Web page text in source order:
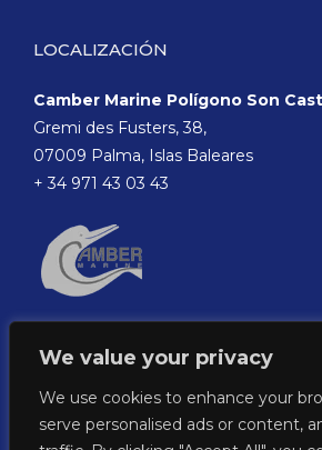
We value your privacy
We use cookies to enhance your
serve personalised ads or content,
LOCALIZACIÓN
Camber Marine Polígono Son
Gremi des Fusters, 38,
07009 Palma, Islas Baleares
+ 34 971 43 03 43